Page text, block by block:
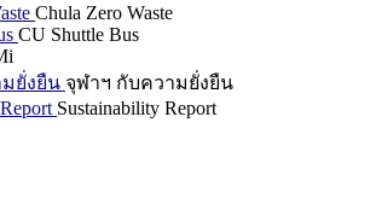
Chula Zero Waste
CU Shuttle Bus
ยั่งยืน จุฬาฯ กับความยั่งยืน
Sustainability Report